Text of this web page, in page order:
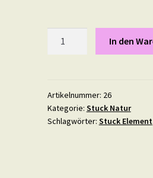
Ornament
-
13
In den
Artikelnummer: 26
Kategorie: Stuck Natur
Schlagwörter: Stuck Element